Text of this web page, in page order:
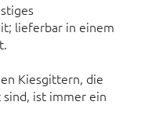
lieferbar in einem
Kiesgittern, die
ist immer ein